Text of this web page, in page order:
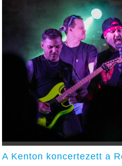
A Kenton koncertezett a